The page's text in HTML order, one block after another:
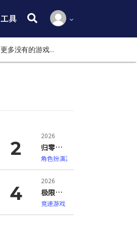
搜索:
更多没有的游戏…
2026
归零巡礼：亡谍镇魂曲（ZERO PARADES: For Dead Spies）
角色扮演游戏
2026
极限竞速：地平线6（Forza Horizon 6）
竞速游戏